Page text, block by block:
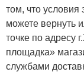
том, что
можете вернуть
точке по адресу
площадка»
службами